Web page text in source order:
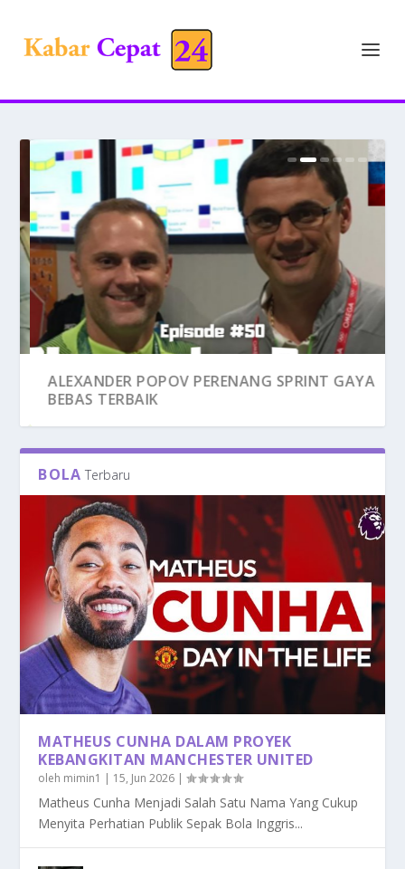
MOHAN HAZIAN CABUT DARI
THANKSINSOMNIA, DUGAAN PEL...
ALEXANDER POPOV PERENANG SPRINT GAYA
BEBAS TERBAIK
PENYAKIT KANKER MULUT SANGAT PERLU
UNTUK WASPADAI,...
MAKANAN TRADISIONAL JERMAN: DALAM
MERAYAKAN MUSIM ...
PENTINGNYA PENGGUNAAN HELM SAAT
BERKENDARA UNTUK S...
RAHASIA KUCING LEBIH PATUH PADA
PEMILIKNYA
BOLA Terbaru
MATHEUS CUNHA DALAM PROYEK
KEBANGKITAN MANCHESTER UNITED
oleh mimin1 | 15, Jun 2026 |
Matheus Cunha Menjadi Salah Satu Nama Yang Cukup
Menyita Perhatian Publik Sepak Bola Inggris...